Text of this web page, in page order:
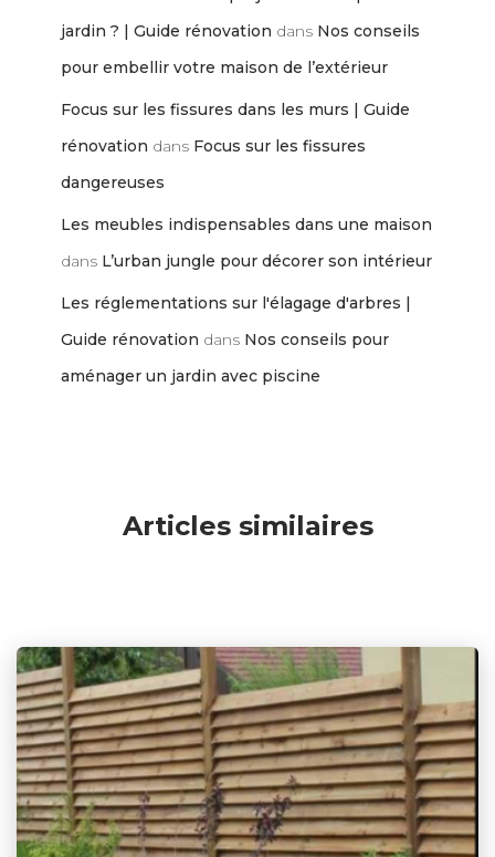
jardin ? | Guide rénovation dans Nos conseils
pour embellir votre maison de l’extérieur
Focus sur les fissures dans les murs | Guide
rénovation dans Focus sur les fissures
dangereuses
Les meubles indispensables dans une maison
dans L’urban jungle pour décorer son intérieur
Les réglementations sur l'élagage d'arbres |
Guide rénovation dans Nos conseils pour
aménager un jardin avec piscine
Articles similaires